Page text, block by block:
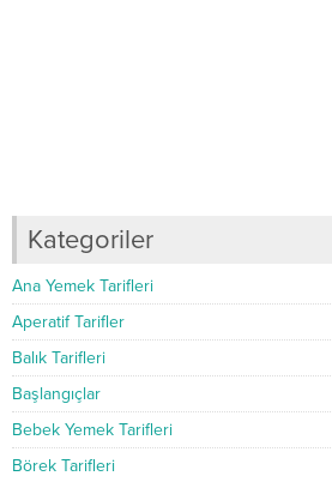
Kategoriler
Ana Yemek Tarifleri
Aperatif Tarifler
Balık Tarifleri
Başlangıçlar
Bebek Yemek Tarifleri
Börek Tarifleri